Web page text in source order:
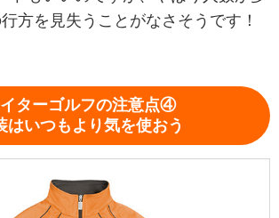
方を見失うことがなさそうです！
ターゴルフの注意点④
はいつもより気を使おう